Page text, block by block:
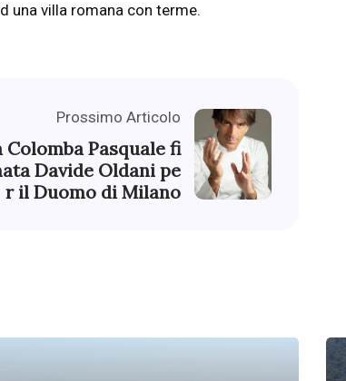
una villa romana con terme.
Prossimo Articolo
Colomba Pasquale fi
Davide Oldani pe
r il Duomo di Milano